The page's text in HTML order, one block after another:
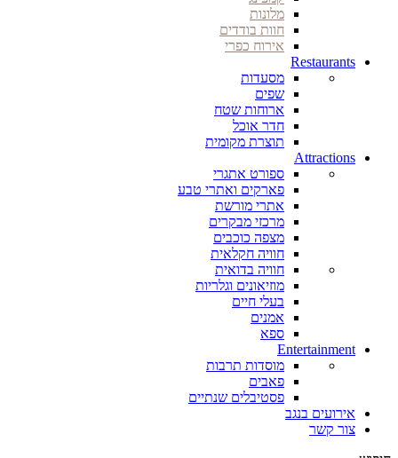
מלונות
חוות בודדים
אירוח כפרי
Restaurants
מסעדות
שפים
ארוחות שטח
חדר אוכל
תוצרת מקומית
Attractions
ספורט אתגרי
פארקים ואתרי טבע
אתרי מורשת
מרכזי מבקרים
מצפה כוכבים
חוויה חקלאית
חוויה בדואית
מוזיאונים וגלריות
בעלי חיים
אמנים
ספא
Entertainment
מוסדות תרבות
פאבים
פסטיבלים שנתיים
אירועים בנגב
צור קשר